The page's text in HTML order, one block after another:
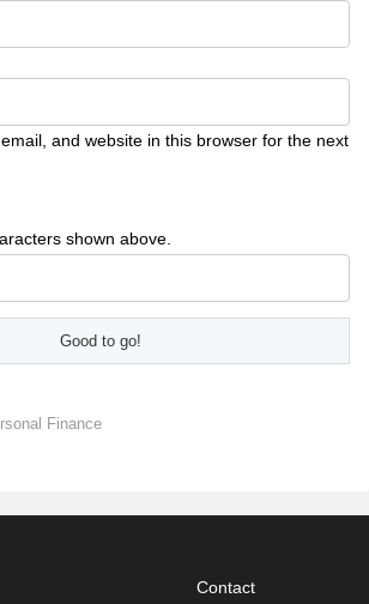
and website in this browser for the next
shown above.
Finance
Contact